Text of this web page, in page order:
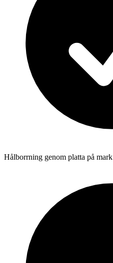
Hålborrning genom platta på mark